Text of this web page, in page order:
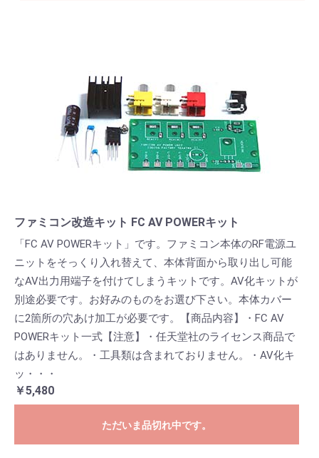
ファミコン改造キット FC AV POWERキット
「FC AV POWERキット」です。ファミコン本体のRF電源ユ
ニットをそっくり入れ替えて、本体背面から取り出し可能
なAV出力用端子を付けてしまうキットです。AV化キットが
別途必要です。お好みのものをお選び下さい。本体カバー
に2箇所の穴あけ加工が必要です。【商品内容】・FC AV
POWERキット一式【注意】・任天堂社のライセンス商品で
はありません。・工具類は含まれておりません。・AV化キ
ッ・・・
￥5,480
ただいま品切れ中です。